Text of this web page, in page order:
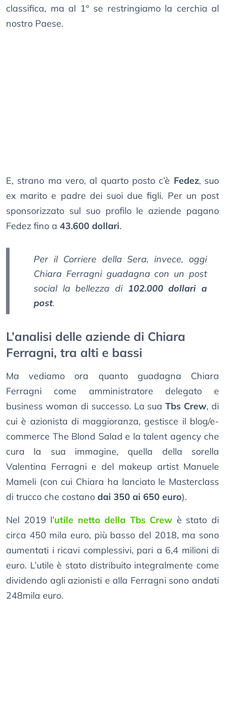
classifica, ma al 1° se restringiamo la cerchia al
nostro Paese.
E, strano ma vero, al quarto posto c’è Fedez, suo
ex marito e padre dei suoi due figli. Per un post
sponsorizzato sul suo profilo le aziende pagano
Fedez fino a 43.600 dollari.
Per il Corriere della Sera, invece, oggi
Chiara Ferragni guadagna con un post
social la bellezza di 102.000 dollari a
post.
L’analisi delle aziende di Chiara
Ferragni, tra alti e bassi
Ma vediamo ora quanto guadagna Chiara
Ferragni come amministratore delegato e
business woman di successo. La suaTbs Crew, di
cui è azionista di maggioranza, gestisce il blog/e-
commerce The Blond Salad e la talent agency che
cura la sua immagine, quella della sorella
Valentina Ferragni e del makeup artist Manuele
Mameli (con cui Chiara ha lanciato le Masterclass
di trucco che costano dai 350 ai 650 euro).
Nel 2019 l’utile netto della Tbs Crew è stato di
circa 450 mila euro, più basso del 2018, ma sono
aumentati i ricavi complessivi, pari a 6,4 milioni di
euro. L’utile è stato distribuito integralmente come
dividendo agli azionisti e alla Ferragni sono andati
248mila euro.